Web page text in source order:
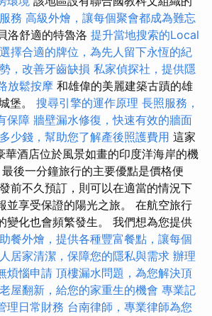
務 高級外燴，讓每個聚會都成為難忘
洛舒適的特魯洛 提升當地搜索的Local
擇合適的牌位，為先人留下永恆的紀
，改善牙齒缺損 私家偵探社，提供隱
放鬆按摩 和雄偉的美麗建築古蹟的雄
堡。 搜尋引擎的運作原理 長照服務，
保障 牆壁漏水修復，快速有效的牆面
少錢，幫助您了解產後照護費用 這家
酒店位於風景如畫的印度洋海岸的機
後一分鐘旅行的主要優點是價格便
前不久預訂，則可以在適當的情況下
並享受保證的陽光之旅。 在航空旅行
變化也會頻繁發生。 我們想為您提供
餐外燴，提供各種豐富餐點，讓每個
居家清潔，保障您的隱私與需求 辦理
煩惱申請 頂樓漏水問題，為您解決頂
老屋翻新，給您的家重生的機會 專業記
理日常財務 台南律師，專業律師為您